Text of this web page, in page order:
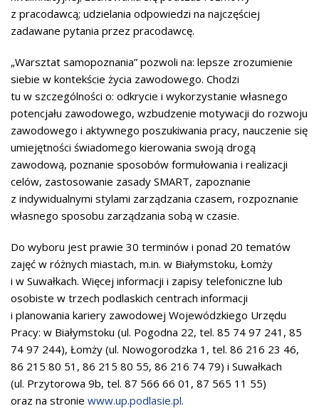
z pracodawcą; udzielania odpowiedzi na najczęściej
zadawane pytania przez pracodawcę.
„Warsztat samopoznania” pozwoli na: lepsze zrozumienie
siebie w kontekście życia zawodowego. Chodzi
tu w szczególności o: odkrycie i wykorzystanie własnego
potencjału zawodowego, wzbudzenie motywacji do rozwoju
zawodowego i aktywnego poszukiwania pracy, nauczenie się
umiejętności świadomego kierowania swoją drogą
zawodową, poznanie sposobów formułowania i realizacji
celów, zastosowanie zasady SMART, zapoznanie
z indywidualnymi stylami zarządzania czasem, rozpoznanie
własnego sposobu zarządzania sobą w czasie.
Do wyboru jest prawie 30 terminów i ponad 20 tematów
zajęć w różnych miastach, m.in. w Białymstoku, Łomży
i w Suwałkach. Więcej informacji i zapisy telefoniczne lub
osobiste w trzech podlaskich centrach informacji
i planowania kariery zawodowej Wojewódzkiego Urzędu
Pracy: w Białymstoku (ul. Pogodna 22, tel. 85 74 97 241, 85
74 97 244), Łomży (ul. Nowogorodzka 1, tel. 86 216 23 46,
86 215 80 51, 86 215 80 55, 86 216 74 79) i Suwałkach
(ul. Przytorowa 9b, tel. 87 566 66 01, 87 565 11 55)
oraz na stronie www.up.podlasie.pl.